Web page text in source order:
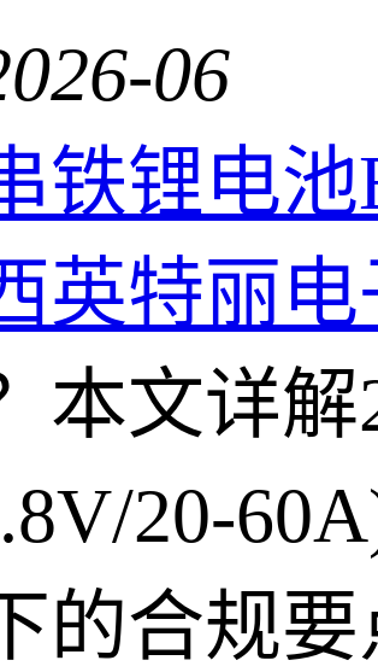
06
铁锂电
英特丽电
本文详解
20-
的合规